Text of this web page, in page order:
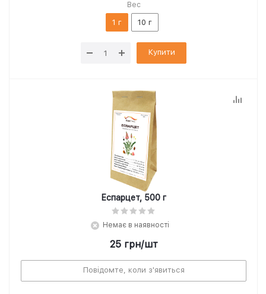
Вес
1 г 10 г
Купити
Еспарцет, 500 г
Немає в наявності
25грн/шт
Повідомте, коли з'явиться